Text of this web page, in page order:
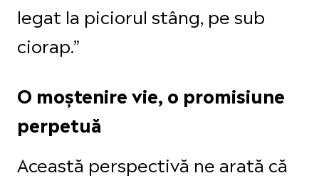
legat la piciorul stâng, pe sub
ciorap.”
O moștenire vie, o promisiune
perpetuă
Această perspectivă ne arată că